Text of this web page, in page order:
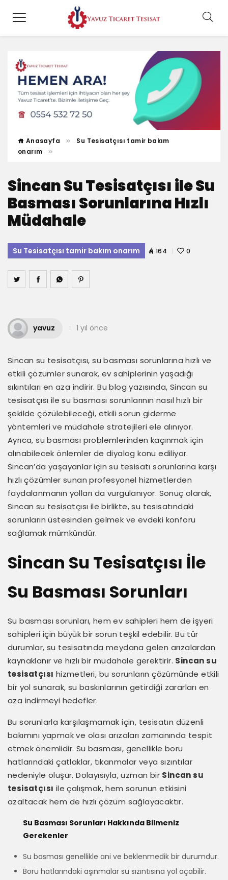
Anasayfa
Su Tesisatçısı tamir bakım
onarım
Sincan Su Tesisatçısı ile Su
Basması Sorunlarına Hızlı
Müdahale
Su Tesisatçısı tamir bakım onarım 164 0
yavuz 1 yıl önce
Sincan su tesisatçısı, su basması sorunlarına hızlı ve
etkili çözümler sunarak, ev sahiplerinin yaşadığı
sıkıntıları en aza indirir. Bu blog yazısında, Sincan su
tesisatçısı ile su basması sorunlarının nasıl hızlı bir
şekilde çözülebileceği, etkili sorun giderme
yöntemleri ve müdahale stratejileri ele alınıyor.
Ayrıca, su basması problemlerinden kaçınmak için
alınabilecek önlemler de diyalog konu ediliyor.
Sincan’da yaşayanlar için su tesisatı sorunlarına karşı
hızlı çözümler sunan profesyonel hizmetlerden
faydalanmanın yolları da vurgulanıyor. Sonuç olarak,
Sincan su tesisatçısı ile birlikte, su tesisatındaki
sorunların üstesinden gelmek ve evdeki konforu
sağlamak mümkündür.
Sincan Su Tesisatçısı İle
Su Basması Sorunları
Su basması sorunları, hem ev sahipleri hem de işyeri
sahipleri için büyük bir sorun teşkil edebilir. Bu tür
durumlar, su tesisatında meydana gelen arızalardan
kaynaklanır ve hızlı bir müdahale gerektirir. Sincan su
tesisatçısı hizmetleri, bu sorunların çözümünde etkili
bir yol sunarak, su baskınlarının getirdiği zararları en
aza indirmeyi hedefler.
Bu sorunlarla karşılaşmamak için, tesisatın düzenli
bakımını yapmak ve olası arızaları zamanında tespit
etmek önemlidir. Su basması, genellikle boru
hatlarındaki çatlaklar, tıkanmalar veya sızıntılar
nedeniyle oluşur. Dolayısıyla, uzman bir Sincan su
tesisatçısı ile çalışmak, hem sorunun etkisini
azaltacak hem de hızlı çözüm sağlayacaktır.
Su Basması Sorunları Hakkında Bilmeniz
Gerekenler
Su basması genellikle ani ve beklenmedik bir durumdur.
Boru hatlarındaki aşınmalar su sızıntısına yol açabilir.